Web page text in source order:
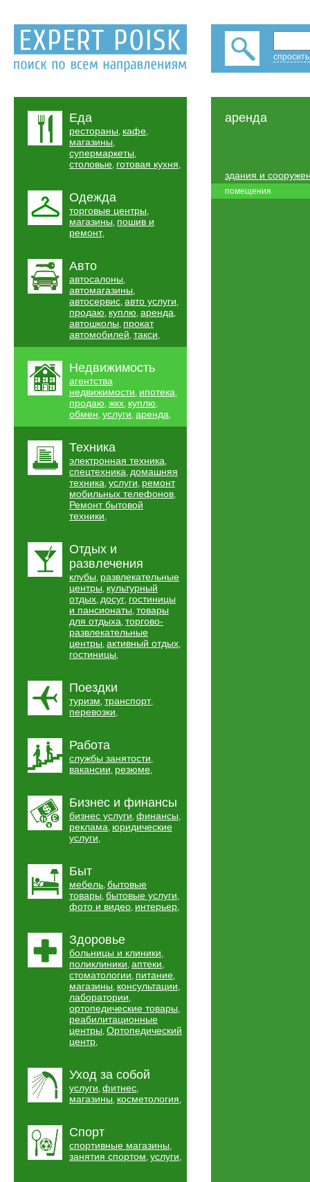
Еда
рестораны, кафе,
магазины,
супермаркеты,
столовые, готовая кухня,
Одежда
торговые центры,
магазины, пошив и
ремонт,
Авто
автосалоны,
автомагазины,
автосервис, авто услуги,
продаю, куплю, аренда,
автошколы, прокат
автомобилей, такси,
Недвижимость
агентства
недвижимости, ипотека,
продаю, жкх, куплю,
обмен, услуги, аренда,
Техника
электронная техника,
спецтехника, домашняя
техника, услуги, ремонт
мобильных телефонов,
Ремонт бытовой
техники,
Отдых и
развлечения
клубы, развлекательные
центры, культурный
отдых, досуг, гостиницы
и пансионаты, товары
для отдыха, торгово-
развлекательные
центры, активный отдых,
гостиницы,
Поездки
туризм, транспорт,
перевозки,
Работа
службы занятости,
вакансии, резюме,
Бизнес и финансы
бизнес услуги, финансы,
реклама, юридические
услуги,
Быт
мебель, бытовые
товары, бытовые услуги,
фото и видео, интерьер,
Здоровье
больницы и клиники,
поликлиники, аптеки,
стоматологии, питание,
магазины, консультации,
лаборатории,
ортопедические товары,
реабилитационные
центры, Ортопедический
центр,
Уход за собой
услуги, фитнес,
магазины, косметология,
Спорт
спортивные магазины,
занятия спортом, услуги,
аренда
здания и
помещения